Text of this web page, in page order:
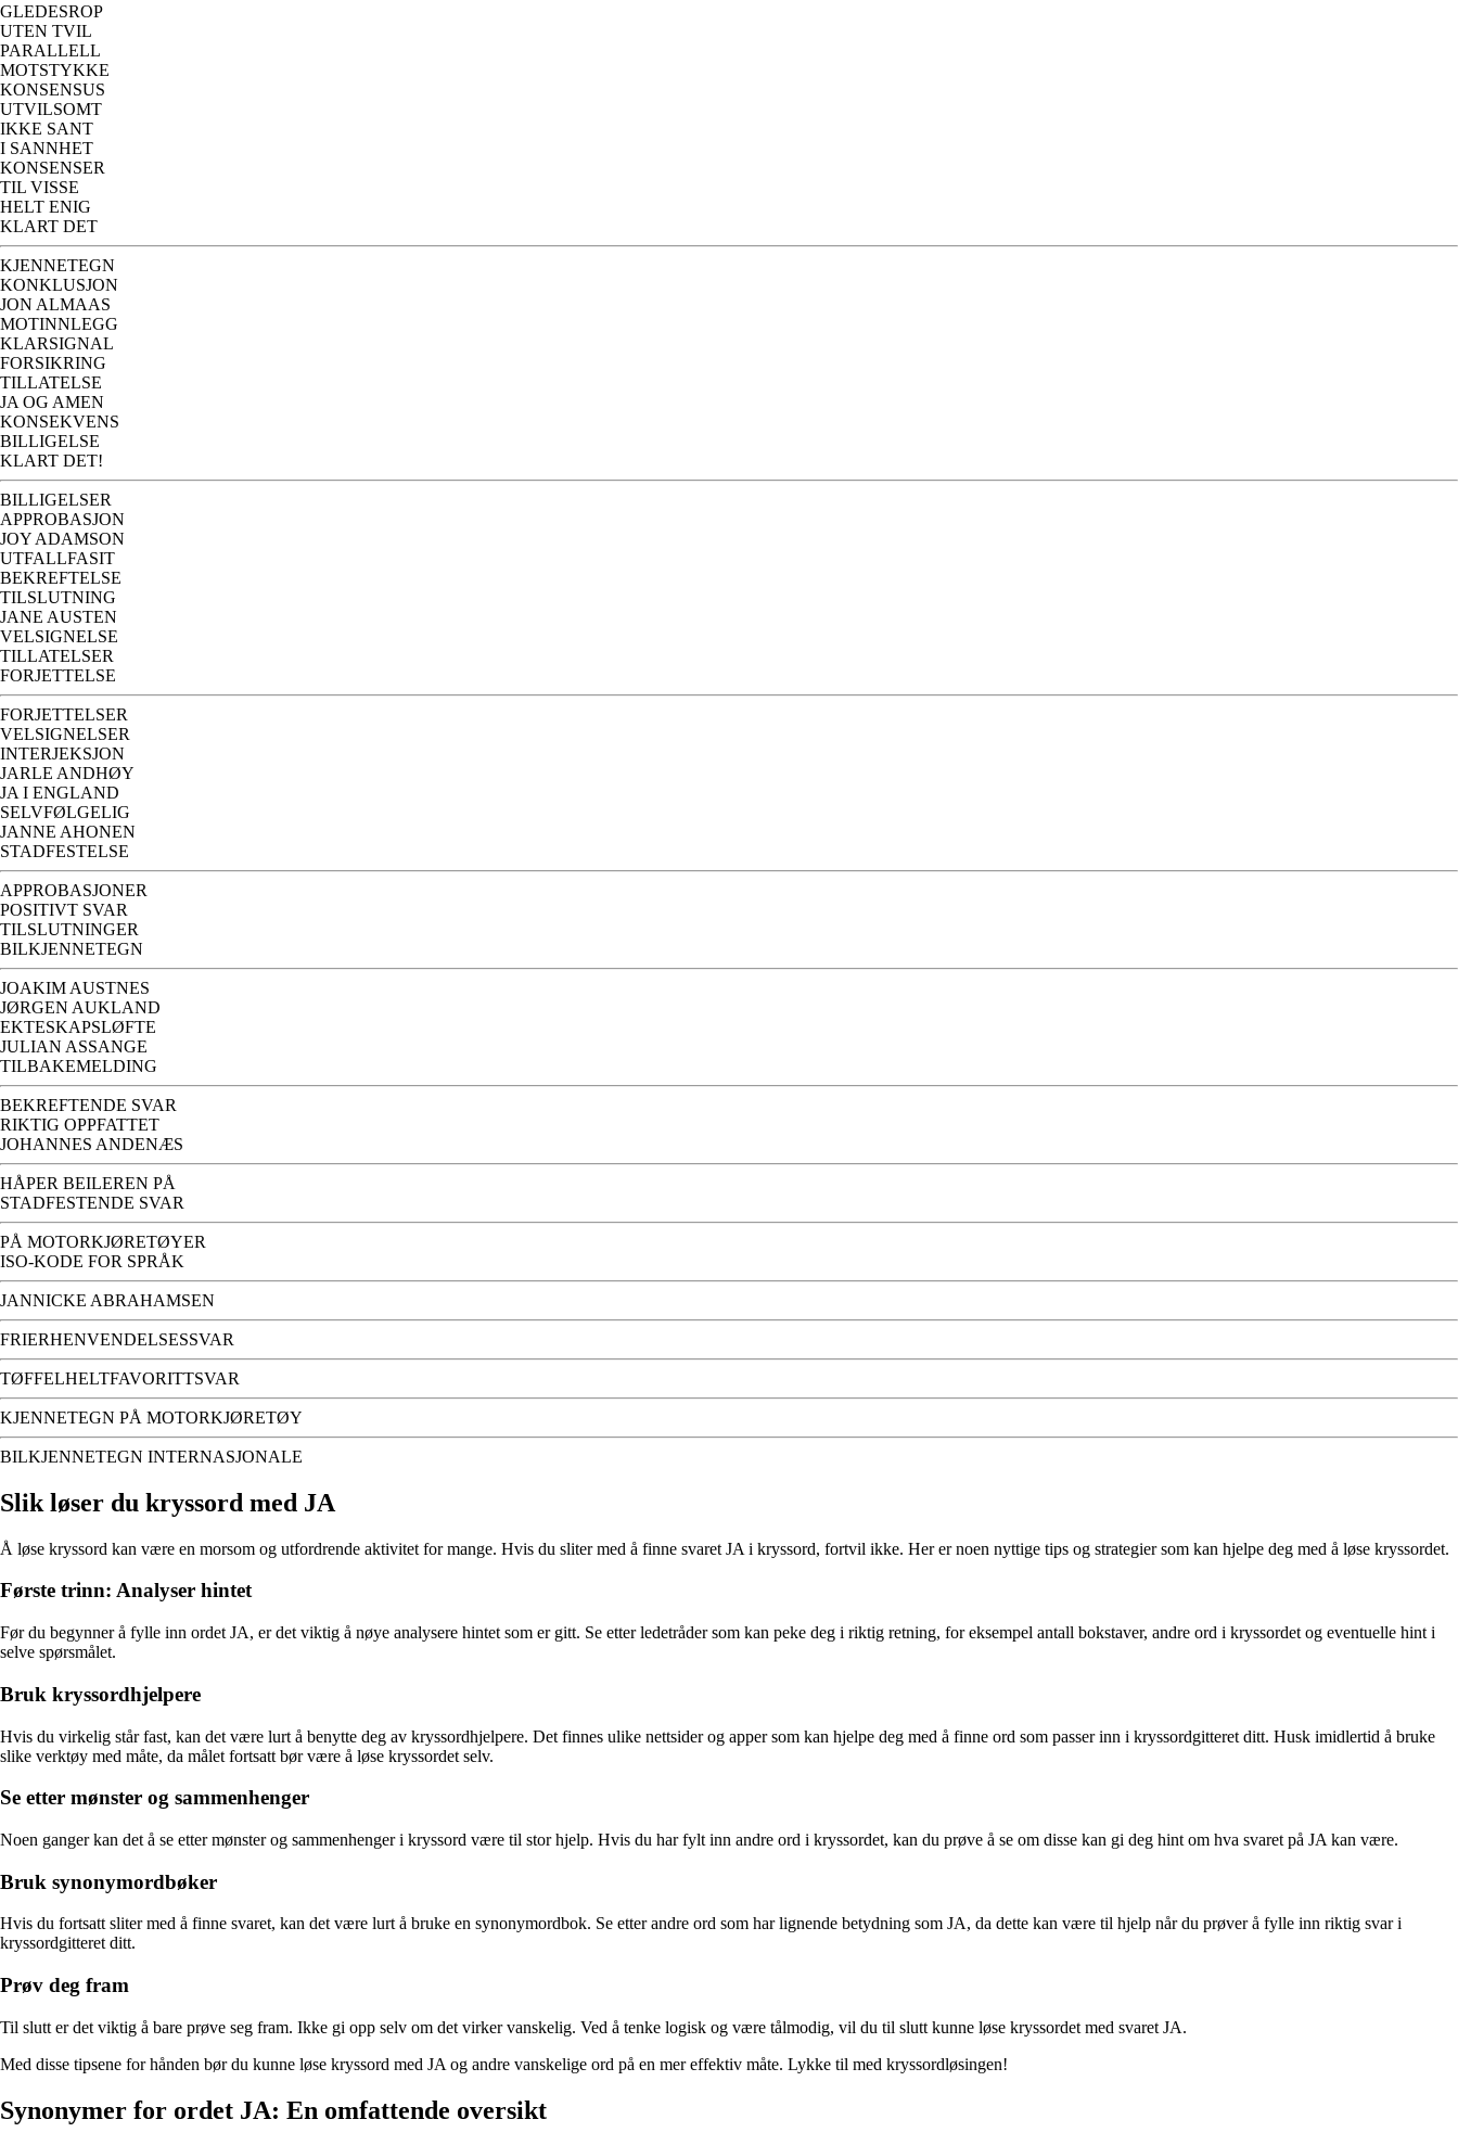
GLEDESROP
UTEN TVIL
PARALLELL
MOTSTYKKE
KONSENSUS
UTVILSOMT
IKKE SANT
I SANNHET
KONSENSER
TIL VISSE
HELT ENIG
KLART DET
KJENNETEGN
KONKLUSJON
JON ALMAAS
MOTINNLEGG
KLARSIGNAL
FORSIKRING
TILLATELSE
JA OG AMEN
KONSEKVENS
BILLIGELSE
KLART DET!
BILLIGELSER
APPROBASJON
JOY ADAMSON
UTFALLFASIT
BEKREFTELSE
TILSLUTNING
JANE AUSTEN
VELSIGNELSE
TILLATELSER
FORJETTELSE
FORJETTELSER
VELSIGNELSER
INTERJEKSJON
JARLE ANDHØY
JA I ENGLAND
SELVFØLGELIG
JANNE AHONEN
STADFESTELSE
APPROBASJONER
POSITIVT SVAR
TILSLUTNINGER
BILKJENNETEGN
JOAKIM AUSTNES
JØRGEN AUKLAND
EKTESKAPSLØFTE
JULIAN ASSANGE
TILBAKEMELDING
BEKREFTENDE SVAR
RIKTIG OPPFATTET
JOHANNES ANDENÆS
HÅPER BEILEREN PÅ
STADFESTENDE SVAR
PÅ MOTORKJØRETØYER
ISO-KODE FOR SPRÅK
JANNICKE ABRAHAMSEN
FRIERHENVENDELSESSVAR
TØFFELHELTFAVORITTSVAR
KJENNETEGN PÅ MOTORKJØRETØY
BILKJENNETEGN INTERNASJONALE
Slik løser du kryssord med JA
Å løse kryssord kan være en morsom og utfordrende aktivitet for mange. Hvis du sliter med å finne svaret JA i kryssord, fortvil ikke. Her er noen nyttige tips og strategier som kan hjelpe deg med å løse kryssordet.
Første trinn: Analyser hintet
Før du begynner å fylle inn ordet JA, er det viktig å nøye analysere hintet som er gitt. Se etter ledetråder som kan peke deg i riktig retning, for eksempel antall bokstaver, andre ord i kryssordet og eventuelle hint i
selve spørsmålet.
Bruk kryssordhjelpere
Hvis du virkelig står fast, kan det være lurt å benytte deg av kryssordhjelpere. Det finnes ulike nettsider og apper som kan hjelpe deg med å finne ord som passer inn i kryssordgitteret ditt. Husk imidlertid å bruke
slike verktøy med måte, da målet fortsatt bør være å løse kryssordet selv.
Se etter mønster og sammenhenger
Noen ganger kan det å se etter mønster og sammenhenger i kryssord være til stor hjelp. Hvis du har fylt inn andre ord i kryssordet, kan du prøve å se om disse kan gi deg hint om hva svaret på JA kan være.
Bruk synonymordbøker
Hvis du fortsatt sliter med å finne svaret, kan det være lurt å bruke en synonymordbok. Se etter andre ord som har lignende betydning som JA, da dette kan være til hjelp når du prøver å fylle inn riktig svar i
kryssordgitteret ditt.
Prøv deg fram
Til slutt er det viktig å bare prøve seg fram. Ikke gi opp selv om det virker vanskelig. Ved å tenke logisk og være tålmodig, vil du til slutt kunne løse kryssordet med svaret JA.
Med disse tipsene for hånden bør du kunne løse kryssord med JA og andre vanskelige ord på en mer effektiv måte. Lykke til med kryssordløsingen!
Synonymer for ordet JA: En omfattende oversikt